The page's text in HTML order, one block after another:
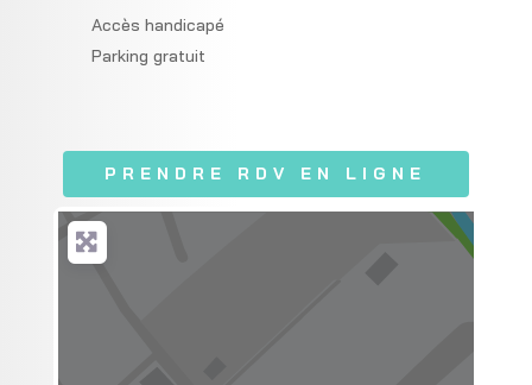
Accès handicapé
Parking gratuit
PRENDRE RDV EN LIGNE